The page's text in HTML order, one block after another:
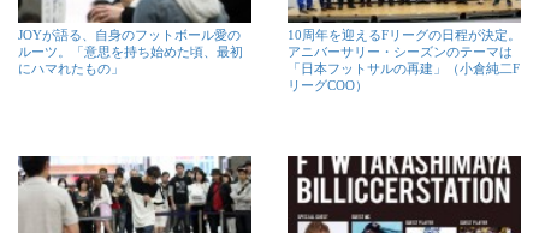
JOYが語る、自身のフットボール愛の
ルーツ。「意思を持ち始めた頃、最初
にハマれたもの」
10周年を迎えるFリーグの日程が決定。
アニバーサリー・シーズンのテーマは
「日本フットサルの再建」（小倉純二F
リーグCOO）